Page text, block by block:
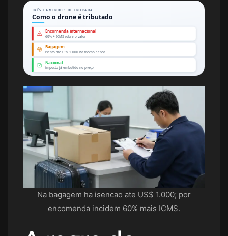
TRÊS CAMINHOS DE ENTRADA
Como o drone é tributado
Encomenda internacional
60% + ICMS sobre o valor
Bagagem
isento até US$ 1.000 no trecho aéreo
Nacional
imposto já embutido no preço
Na bagagem ha isencao ate US$ 1.000; por
encomenda incidem 60% mais ICMS.